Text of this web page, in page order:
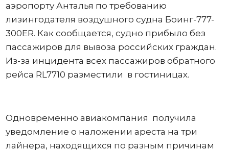
аэропорту Анталья по требованию
лизингодателя воздушного судна Боинг-777-
300ER. Как сообщается, судно прибыло без
пассажиров для вывоза российских граждан.
Из-за инцидента всех пассажиров обратного
рейса RL7710 разместили в гостиницах.
Одновременно авиакомпания получила
уведомление о наложении ареста на три
лайнера, находящихся по разным причинам